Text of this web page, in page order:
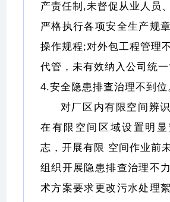
产责任制,未督促从业人员
严格执行各项安全生产规
操作规程;对外包工程管理
代管，未有效纳入公司统一
4.安全隐患排查治理不到位
对厂区内有限空间辨
在有限空间区域设置明
志，开展有限 空间作业前
组织开展隐患排查治理不
术方案要求更改污水处理